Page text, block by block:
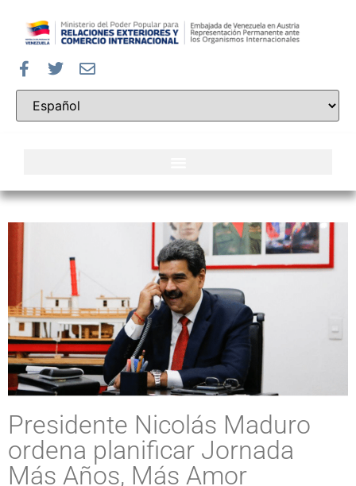
Presidente Nicolás Maduro
ordena planificar Jornada
Más Años, Más Amor